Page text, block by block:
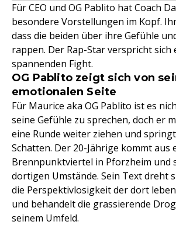
Für CEO und OG Pablito hat Coach
besondere Vorstellungen im Kopf.
dass die beiden über ihre Gefühle
rappen. Der Rap-Star verspricht sich
spannenden Fight.
OG Pablito zeigt sich von
emotionalen Seite
Für Maurice aka OG Pablito ist es
seine Gefühle zu sprechen, doch er
eine Runde weiter ziehen und
Schatten. Der 20-Jährige kommt aus
Brennpunktviertel in Pforzheim und
dortigen Umstände. Sein Text dreht
die Perspektivlosigkeit der dort
und behandelt die grassierende
seinem Umfeld.